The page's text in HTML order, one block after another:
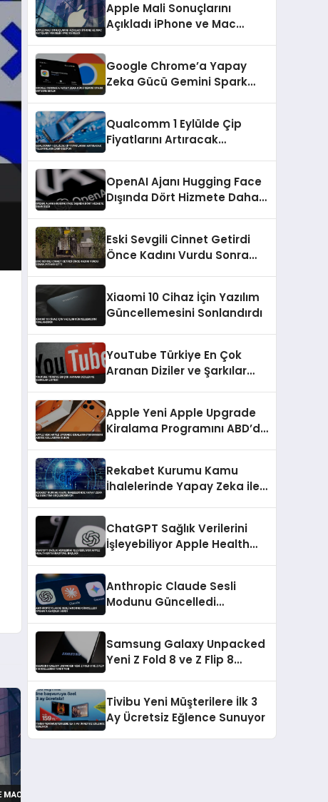
Apple Mali Sonuçlarını
Açıkladı iPhone ve Mac
Google Chrome’a Yapay
Zeka Gücü Gemini Spark
Qualcomm 1 Eylülde Çip
Fiyatlarını Artıracak
OpenAI Ajanı Hugging Face
Dışında Dört Hizmete Daha
Eski Sevgili Cinnet Getirdi
Önce Kadını Vurdu Sonra
Xiaomi 10 Cihaz İçin Yazılım
Güncellemesini Sonlandırdı
YouTube Türkiye En Çok
Aranan Diziler ve Şarkılar
Apple Yeni Apple Upgrade
Kiralama Programını ABD’de
Rekabet Kurumu Kamu
İhalelerinde Yapay Zeka ile
ChatGPT Sağlık Verilerini
İşleyebiliyor Apple Health
Anthropic Claude Sesli
Modunu Güncelledi
Samsung Galaxy Unpacked
Yeni Z Fold 8 ve Z Flip 8
Tivibu Yeni Müşterilere İlk 3
Ay Ücretsiz Eğlence Sunuyor